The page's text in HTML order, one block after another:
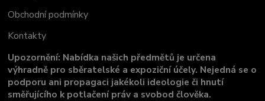
Obchodní podmínky
Kontakty
Upozornění: Nabídka našich předmětů je určena
výhradně pro sběratelské a expoziční účely. Nejedná se o
podporu ani propagaci jakékoli ideologie či hnutí
směřujícího k potlačení práv a svobod člověka.